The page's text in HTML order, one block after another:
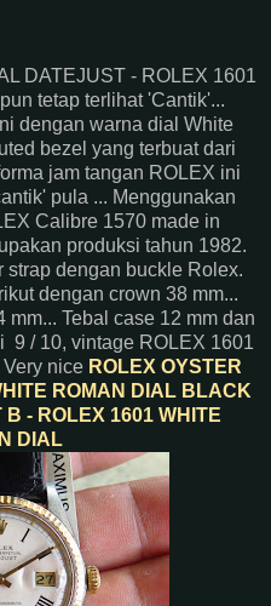
DATEJUST - ROLEX 1601
tetap terlihat 'Cantik'...
dengan warna dial White
bezel yang terbuat dari
jam tangan ROLEX ini
pula ... Menggunakan
Calibre 1570 made in
produksi tahun 1982.
dengan buckle Rolex.
dengan crown 38 mm...
Tebal case 12 mm dan
9 / 10, vintage ROLEX 1601
nice ROLEX OYSTER
ROMAN DIAL BLACK
- ROLEX 1601 WHITE
DIAL